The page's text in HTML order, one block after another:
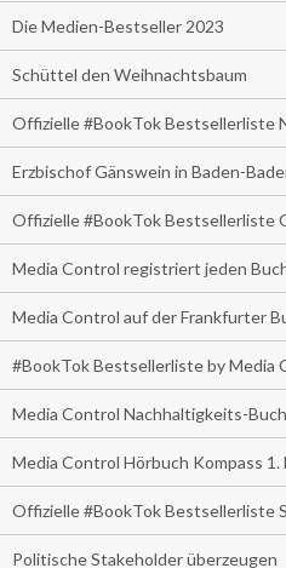
Die Medien-Bestseller 2023
Schüttel den Weihnachtsbaum
Offizielle #BookTok Bestsellerliste
Erzbischof Gänswein in Baden-
Offizielle #BookTok Bestsellerliste
Media Control registriert jeden
Media Control auf der Frankfurter
#BookTok Bestsellerliste by Media
Media Control Nachhaltigkeits-
Media Control Hörbuch Kompass 1.
Offizielle #BookTok Bestsellerliste
Politische Stakeholder überzeugen